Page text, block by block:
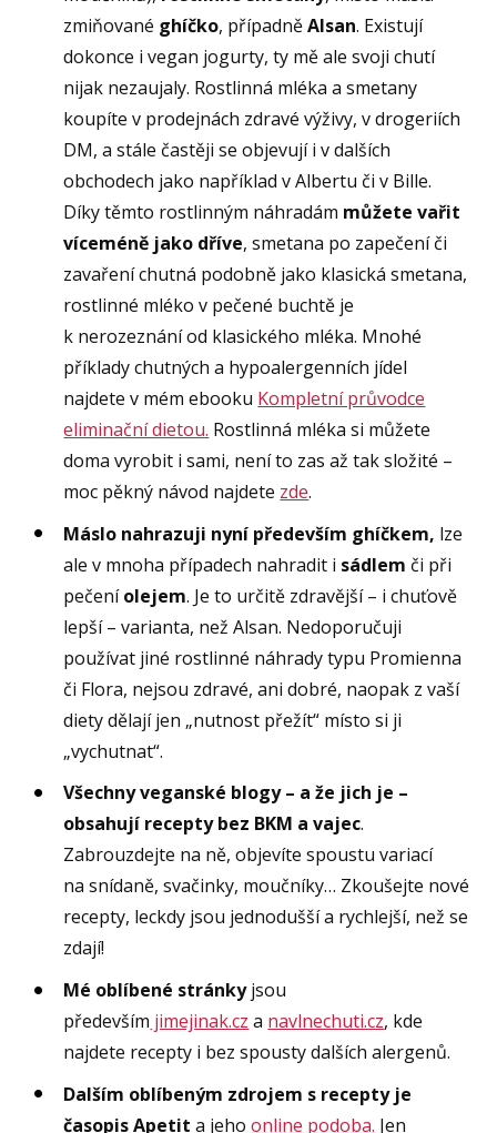
zmiňované ghíčko, případněAlsan. Existují
dokonce i vegan jogurty, ty mě ale svoji chutí
nijak nezaujaly. Rostlinná mléka a smetany
koupíte v prodejnách zdravé výživy, v drogeriích
DM, a stále častěji se objevují i v dalších
obchodech jako například v Albertu či v Bille.
Díky těmto rostlinným náhradám můžete vařit
víceméně jako dříve, smetana po zapečení či
zavaření chutná podobně jako klasická smetana,
rostlinné mléko v pečené buchtě je
k nerozeznání od klasického mléka. Mnohé
příklady chutných a hypoalergenních jídel
najdete v mém ebooku Kompletní průvodce
eliminační dietou. Rostlinná mléka si můžete
doma vyrobit i sami, není to zas až tak složité –
moc pěkný návod najdete zde.
Máslo nahrazuji nyní především ghíčkem, lze
ale v mnoha případech nahradit i sádlem či při
pečeníolejem. Je to určitě zdravější – i chuťově
lepší – varianta, než Alsan. Nedoporučuji
používat jiné rostlinné náhrady typu Promienna
či Flora, nejsou zdravé, ani dobré, naopak z vaší
diety dělají jen „nutnost přežít“ místo si ji
„vychutnat“.
Všechny veganské blogy – a že jich je –
obsahují recepty bez BKM a vajec.
Zabrouzdejte na ně, objevíte spoustu variací
na snídaně, svačinky, moučníky… Zkoušejte nové
recepty, leckdy jsou jednodušší a rychlejší, než se
zdají!
Mé oblíbené stránkyjsou
především jimejinak.cz a navlnechuti.cz, kde
najdete recepty i bez spousty dalších alergenů.
Dalším oblíbeným zdrojem s recepty je
časopis Apetit a jehoonline podoba. Jen